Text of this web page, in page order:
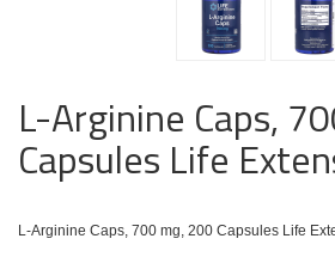
L-Arginine Caps,
Capsules Life
L-Arginine Caps, 700 mg, 200 Capsules Life